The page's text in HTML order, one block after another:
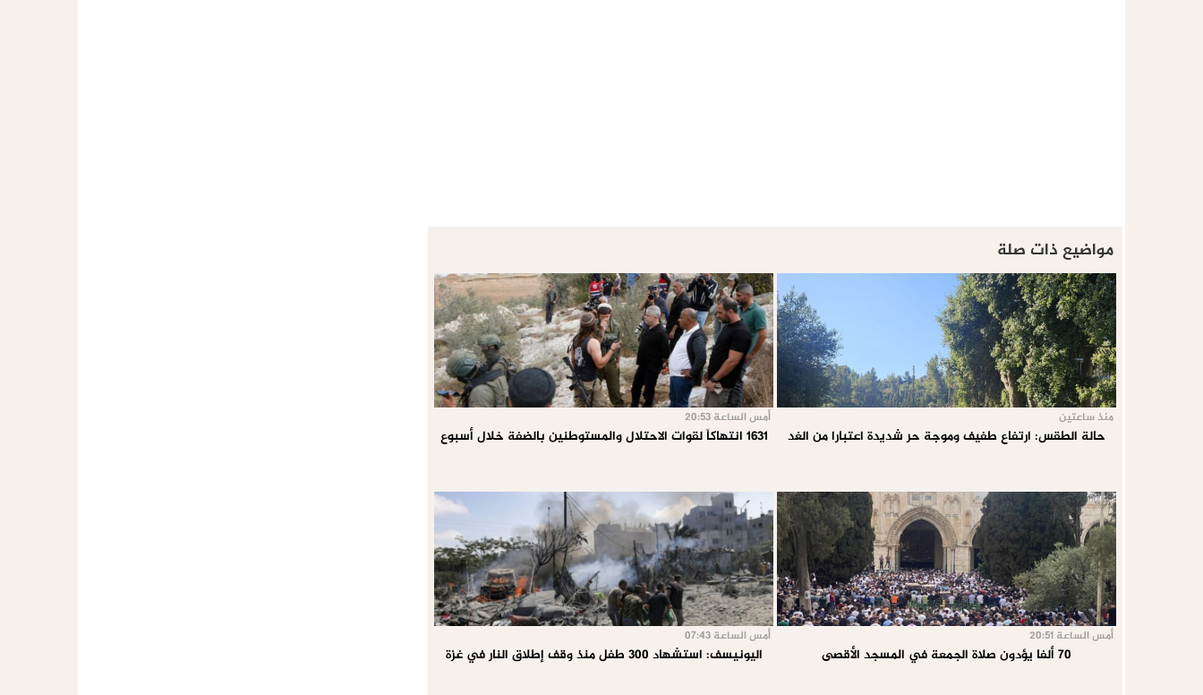
مواضيع ذات صلة
منذ ساعتين
حالة الطقس: ارتفاع طفيف وموجة حر شديدة اعتبارا من الغد
أمس الساعة 20:53
1631 انتهاكاً لقوات الاحتلال والمستوطنين بالضفة خلال أسبوع
أمس الساعة 20:51
70 ألفا يؤدون صلاة الجمعة في المسجد الأقصى
أمس الساعة 07:43
اليونيسف: استشهاد 300 طفل منذ وقف إطلاق النار في غزة